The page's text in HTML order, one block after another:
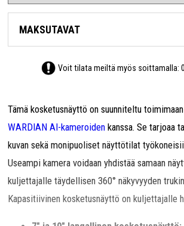
MAKSUTAVAT
Voit tilata meiltä myös soittamalla:
Tämä kosketusnäyttö on suunniteltu
WARDIAN AI-kameroiden kanssa. Se tarjoaa
kuvan sekä monipuoliset näyttötilat
Useampi kamera voidaan yhdistää samaan
kuljettajalle täydellisen 360° näkyvyyden
Kapasitiivinen kosketusnäyttö on kuljettajalle